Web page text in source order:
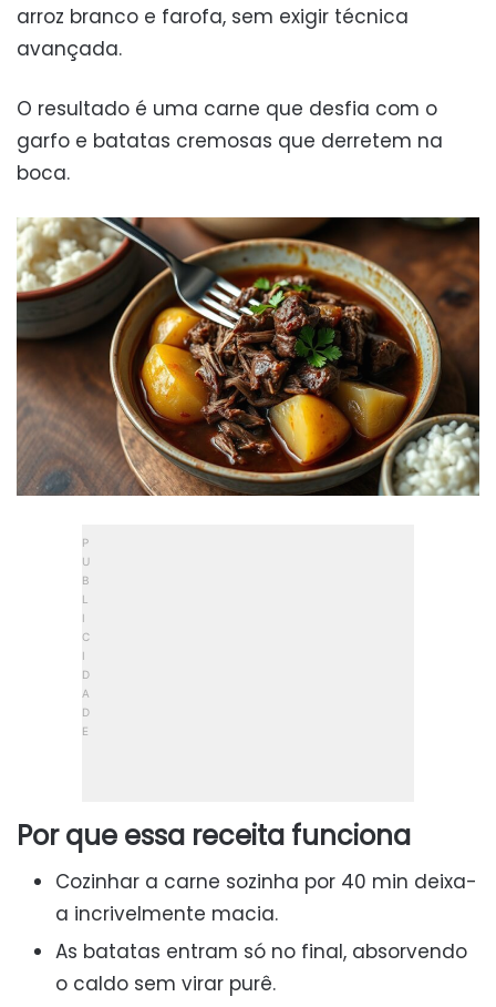
arroz branco e farofa, sem exigir técnica
avançada.
O resultado é uma carne que desfia com o
garfo e batatas cremosas que derretem na
boca.
Por que essa receita funciona
Cozinhar a carne sozinha por 40 min deixa-
a incrivelmente macia.
As batatas entram só no final, absorvendo
o caldo sem virar purê.